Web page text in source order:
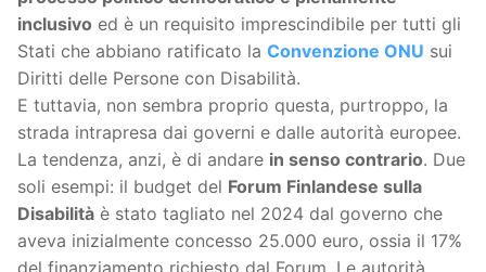
inclusivo ed è un requisito imprescindibile per tutti gli
Stati che abbiano ratificato la Convenzione ONU sui
Diritti delle Persone con Disabilità.
E tuttavia, non sembra proprio questa, purtroppo, la
strada intrapresa dai governi e dalle autorità europee.
La tendenza, anzi, è di andare in senso contrario. Due
soli esempi: il budget del Forum Finlandese sulla
Disabilità è stato tagliato nel 2024 dal governo che
aveva inizialmente concesso 25.000 euro, ossia il 17%